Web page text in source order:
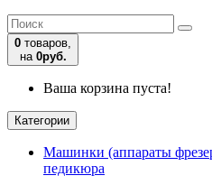
0 товаров,
на 0руб.
Ваша корзина пуста!
Категории
Машинки (аппараты
педикюра